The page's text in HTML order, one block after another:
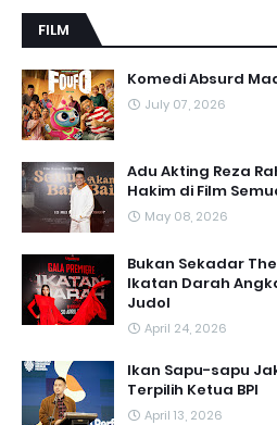
FILM
Komedi Absurd
July 07, 2026
Adu Akting Reza
Hakim di Film
May 08, 2026
Bukan Sekadar
Ikatan Darah
Judol
April 24, 2026
Ikan Sapu-sapu
Terpilih Ketua BPI
April 13, 2026